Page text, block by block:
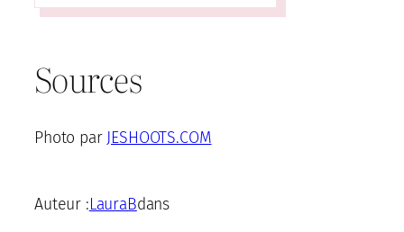
Sources
Photo par JESHOOTS.COM
Auteur :LauraBdans